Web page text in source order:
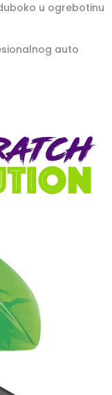
u ogrebotinu
auto